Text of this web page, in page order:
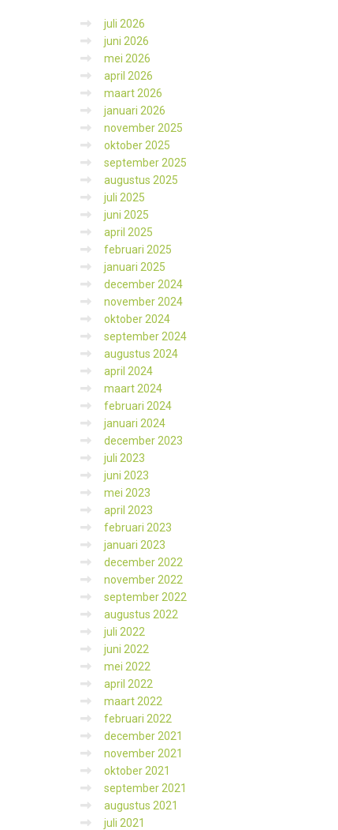
juli 2026
juni 2026
mei 2026
april 2026
maart 2026
januari 2026
november 2025
oktober 2025
september 2025
augustus 2025
juli 2025
juni 2025
april 2025
februari 2025
januari 2025
december 2024
november 2024
oktober 2024
september 2024
augustus 2024
april 2024
maart 2024
februari 2024
januari 2024
december 2023
juli 2023
juni 2023
mei 2023
april 2023
februari 2023
januari 2023
december 2022
november 2022
september 2022
augustus 2022
juli 2022
juni 2022
mei 2022
april 2022
maart 2022
februari 2022
december 2021
november 2021
oktober 2021
september 2021
augustus 2021
juli 2021